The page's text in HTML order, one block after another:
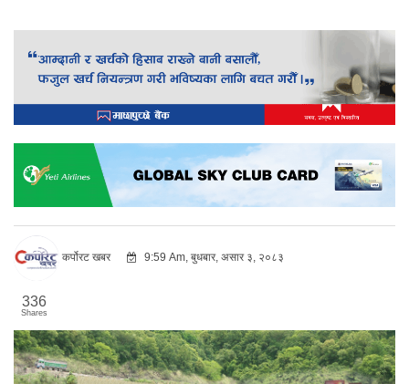
कर्पोरट खबर 9:59 Am, बुधबार, असार ३, २०८३
336
Shares